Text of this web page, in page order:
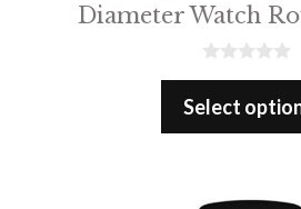
Diameter Watch
0
u
Select